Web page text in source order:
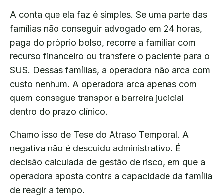
A conta que ela faz é simples. Se uma parte das
famílias não conseguir advogado em 24 horas,
paga do próprio bolso, recorre a familiar com
recurso financeiro ou transfere o paciente para o
SUS. Dessas famílias, a operadora não arca com
custo nenhum. A operadora arca apenas com
quem consegue transpor a barreira judicial
dentro do prazo clínico.
Chamo isso de Tese do Atraso Temporal. A
negativa não é descuido administrativo. É
decisão calculada de gestão de risco, em que a
operadora aposta contra a capacidade da família
de reagir a tempo.